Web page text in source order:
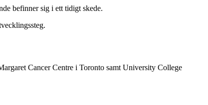
befinner sig i ett tidigt skede.
Cancer Centre i Toronto samt University College